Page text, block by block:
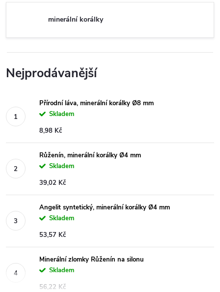
minerální korálky
Nejprodávanější
Přírodní láva, minerální korálky Ø8 mm
Skladem
8,98 Kč
Růženín, minerální korálky Ø4 mm
Skladem
39,02 Kč
Angelit syntetický, minerální korálky Ø4 mm
Skladem
53,57 Kč
Minerální zlomky Růženín na silonu
Skladem
56,22 Kč